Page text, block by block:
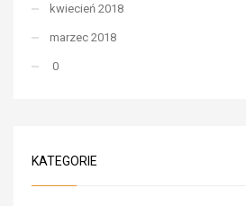
kwiecień 2018
marzec 2018
0
KATEGORIE